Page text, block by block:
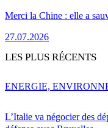
Merci la Chine : elle a
27.07.2026
LES PLUS RÉCENTS
L’Italie va négocier des
ENERGIE,